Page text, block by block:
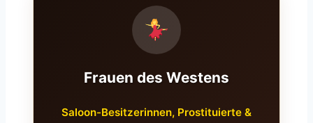
Frauen des Westens
Saloon-Besitzerinnen, Prostituierte &